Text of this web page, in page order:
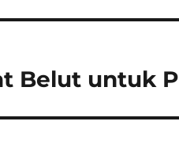
Belut untuk